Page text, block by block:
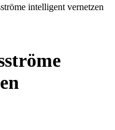
intelligent vernetzen